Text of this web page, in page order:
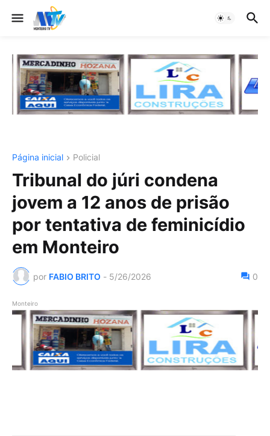
Página inicial Policial
Tribunal do júri condena
jovem a 12 anos de prisão
por tentativa de feminicídio
em Monteiro
por FABIO BRITO - 5/26/2026 0
Monteiro